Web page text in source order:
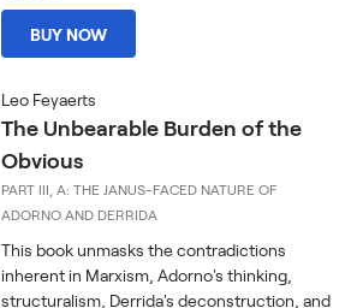
BUY NOW
Leo Feyaerts
The Unbearable Burden of the
Obvious
PART III, A: THE JANUS-FACED NATURE OF
ADORNO AND DERRIDA
This book unmasks the contradictions
inherent in Marxism, Adorno's thinking,
structuralism, Derrida's deconstruction, and